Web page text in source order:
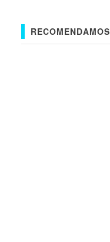
RECOMENDAMOS